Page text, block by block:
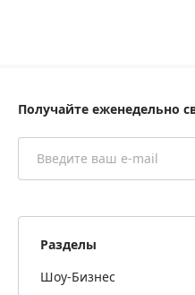
Получайте еженедельно
Разделы
Шоу-Бизнес